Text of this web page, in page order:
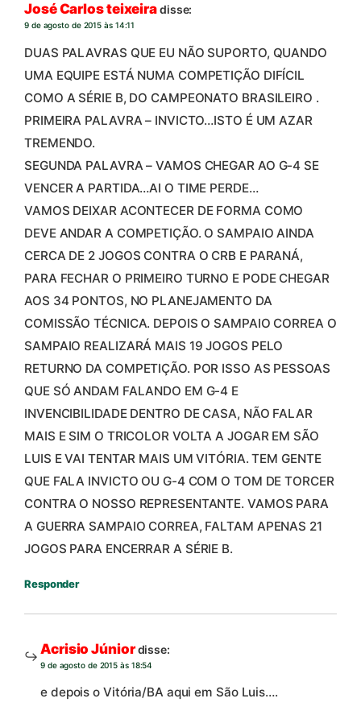
José Carlos teixeiradisse:
9 de agosto de 2015 às 14:11
DUAS PALAVRAS QUE EU NÃO SUPORTO, QUANDO
UMA EQUIPE ESTÁ NUMA COMPETIÇÃO DIFÍCIL
COMO A SÉRIE B, DO CAMPEONATO BRASILEIRO .
PRIMEIRA PALAVRA – INVICTO…ISTO É UM AZAR
TREMENDO.
SEGUNDA PALAVRA – VAMOS CHEGAR AO G-4 SE
VENCER A PARTIDA…AI O TIME PERDE…
VAMOS DEIXAR ACONTECER DE FORMA COMO
DEVE ANDAR A COMPETIÇÃO. O SAMPAIO AINDA
CERCA DE 2 JOGOS CONTRA O CRB E PARANÁ,
PARA FECHAR O PRIMEIRO TURNO E PODE CHEGAR
AOS 34 PONTOS, NO PLANEJAMENTO DA
COMISSÃO TÉCNICA. DEPOIS O SAMPAIO CORREA O
SAMPAIO REALIZARÁ MAIS 19 JOGOS PELO
RETURNO DA COMPETIÇÃO. POR ISSO AS PESSOAS
QUE SÓ ANDAM FALANDO EM G-4 E
INVENCIBILIDADE DENTRO DE CASA, NÃO FALAR
MAIS E SIM O TRICOLOR VOLTA A JOGAR EM SÃO
LUIS E VAI TENTAR MAIS UM VITÓRIA. TEM GENTE
QUE FALA INVICTO OU G-4 COM O TOM DE TORCER
CONTRA O NOSSO REPRESENTANTE. VAMOS PARA
A GUERRA SAMPAIO CORREA, FALTAM APENAS 21
JOGOS PARA ENCERRAR A SÉRIE B.
Responder
Acrisio Júniordisse:
9 de agosto de 2015 às 18:54
e depois o Vitória/BA aqui em São Luis….